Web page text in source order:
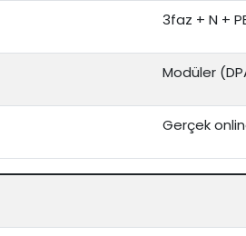
3faz + N +
Modüler
Gerçek